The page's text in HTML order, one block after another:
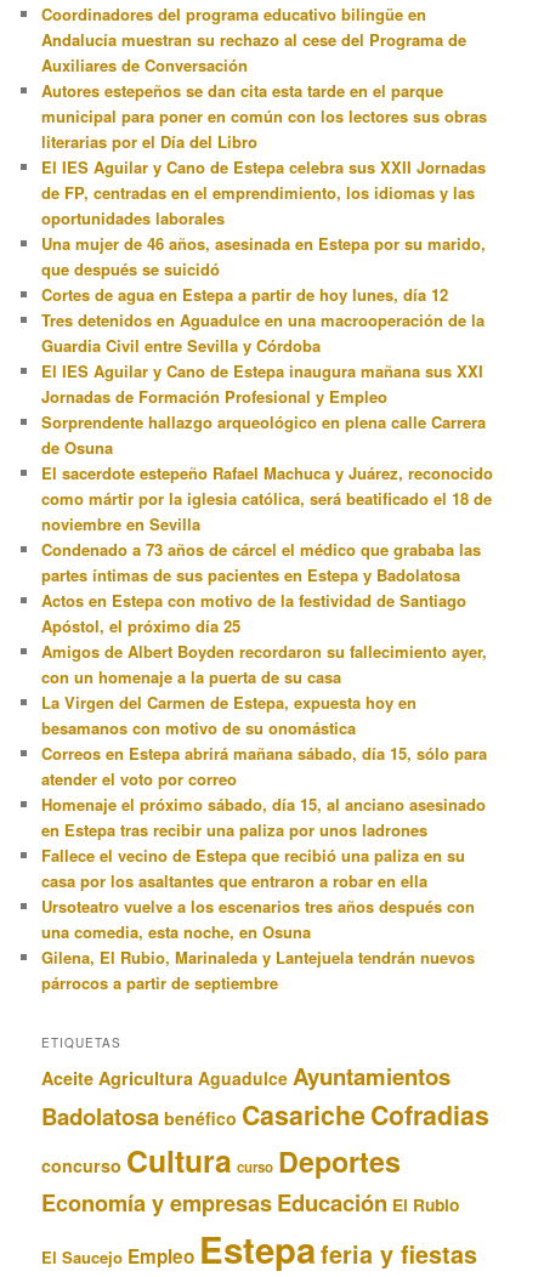
Coordinadores del programa educativo bilingüe en
Andalucía muestran su rechazo al cese del Programa de
Auxiliares de Conversación
Autores estepeños se dan cita esta tarde en el parque
municipal para poner en común con los lectores sus obras
literarias por el Día del Libro
El IES Aguilar y Cano de Estepa celebra sus XXII Jornadas
de FP, centradas en el emprendimiento, los idiomas y las
oportunidades laborales
Una mujer de 46 años, asesinada en Estepa por su marido,
que después se suicidó
Cortes de agua en Estepa a partir de hoy lunes, día 12
Tres detenidos en Aguadulce en una macrooperación de la
Guardia Civil entre Sevilla y Córdoba
El IES Aguilar y Cano de Estepa inaugura mañana sus XXI
Jornadas de Formación Profesional y Empleo
Sorprendente hallazgo arqueológico en plena calle Carrera
de Osuna
El sacerdote estepeño Rafael Machuca y Juárez, reconocido
como mártir por la iglesia católica, será beatificado el 18 de
noviembre en Sevilla
Condenado a 73 años de cárcel el médico que grababa las
partes íntimas de sus pacientes en Estepa y Badolatosa
Actos en Estepa con motivo de la festividad de Santiago
Apóstol, el próximo día 25
Amigos de Albert Boyden recordaron su fallecimiento ayer,
con un homenaje a la puerta de su casa
La Virgen del Carmen de Estepa, expuesta hoy en
besamanos con motivo de su onomástica
Correos en Estepa abrirá mañana sábado, día 15, sólo para
atender el voto por correo
Homenaje el próximo sábado, día 15, al anciano asesinado
en Estepa tras recibir una paliza por unos ladrones
Fallece el vecino de Estepa que recibió una paliza en su
casa por los asaltantes que entraron a robar en ella
Ursoteatro vuelve a los escenarios tres años después con
una comedia, esta noche, en Osuna
Gilena, El Rubio, Marinaleda y Lantejuela tendrán nuevos
párrocos a partir de septiembre
ETIQUETAS
Aceite Agricultura Aguadulce Ayuntamientos
Badolatosa benéfico CasaricheCofradias
concurso Cultura curso Deportes
Economía y empresasEducación El Rubio
El Saucejo Empleo Estepaferia y fiestas